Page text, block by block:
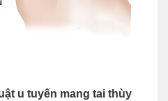
u tuyến mang tai thùy